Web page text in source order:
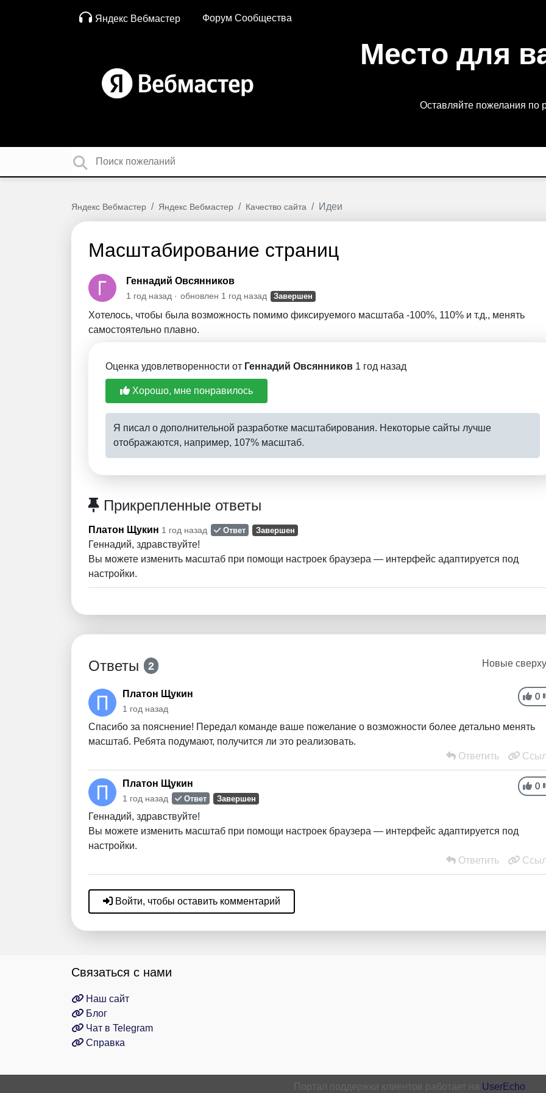
Яндекс Вебмастер Форум Сообщества
Место для
Оставляйте пожелания по
Яндекс Вебмастер Яндекс Вебмастер Качество сайта Идеи
Масштабирование страниц
Геннадий Овсянников
1 год назад обновлен 1 год назад Завершен
Хотелось, чтобы была возможность помимо фиксируемого масштаба -100%, 110% и т.д., менять
самостоятельно плавно.
Оценка удовлетворенности от Геннадий Овсянников 1 год назад
Хорошо, мне понравилось
Я писал о дополнительной разработке масштабирования. Некоторые сайты лучше
отображаются, например, 107% масштаб.
Прикрепленные ответы
Платон Щукин 1 год назад Ответ Завершен
Геннадий, здравствуйте!
Вы можете изменить масштаб при помощи настроек браузера — интерфейс адаптируется под
настройки.
Ответы 2 Новые
0
Платон Щукин
1 год назад
Спасибо за пояснение! Передал команде ваше пожелание о возможности более детально менять
масштаб. Ребята подумают, получится ли это реализовать.
Ответить
0
Платон Щукин
1 год назад Ответ Завершен
Геннадий, здравствуйте!
Вы можете изменить масштаб при помощи настроек браузера — интерфейс адаптируется под
настройки.
Ответить
Войти, чтобы оставить комментарий
Связаться с нами
Наш сайт
Блог
Чат в Telegram
Справка
Портал поддержки клиентов работает на UserEcho